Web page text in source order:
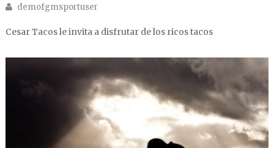
Author
demofgmsportuser
Cesar Tacos le invita a disfrutar de los ricos tacos